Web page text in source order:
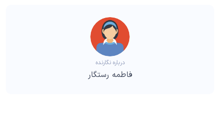
درباره نگارنده
فاطمه رستگار